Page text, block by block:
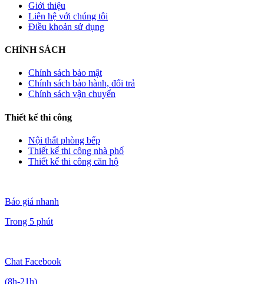
Giới thiệu
Liên hệ với chúng tôi
Điều khoản sử dụng
CHÍNH SÁCH
Chính sách bảo mật
Chính sách bảo hành, đổi trả
Chính sách vận chuyển
Thiết kế thi công
Nội thất phòng bếp
Thiết kế thi công nhà phố
Thiết kế thi công căn hộ
Báo giá nhanh
Trong 5 phút
Chat Facebook
(8h-21h)